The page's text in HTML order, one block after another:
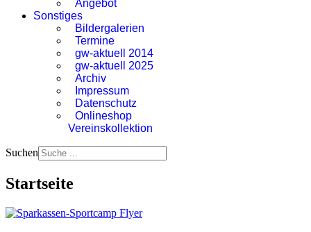
Angebot
Sonstiges
Bildergalerien
Termine
gw-aktuell 2014
gw-aktuell 2025
Archiv
Impressum
Datenschutz
Onlineshop
Vereinskollektion
Suchen
Startseite